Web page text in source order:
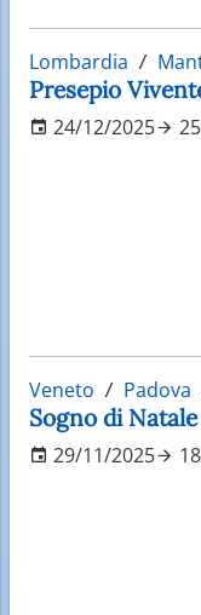
Lombardia
Presepio
24/12/2025
Veneto Padova
Sogno di
29/11/2025